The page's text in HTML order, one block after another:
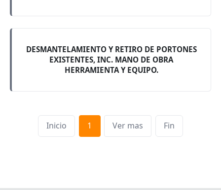
DESMANTELAMIENTO Y RETIRO DE PORTONES
EXISTENTES, INC. MANO DE OBRA
HERRAMIENTA Y EQUIPO.
Inicio 1 Ver mas Fin